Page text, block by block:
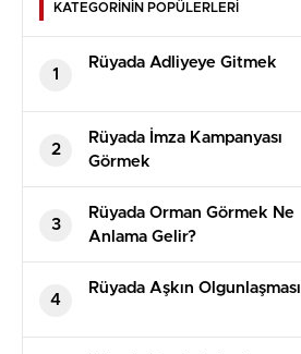
KATEGORİNİN POPÜLERLERİ
1
Rüyada Adliyeye Gitmek
2
Rüyada İmza Kampanyası
Görmek
3
Rüyada Orman Görmek Ne
Anlama Gelir?
4
Rüyada Aşkın Olgunlaşması